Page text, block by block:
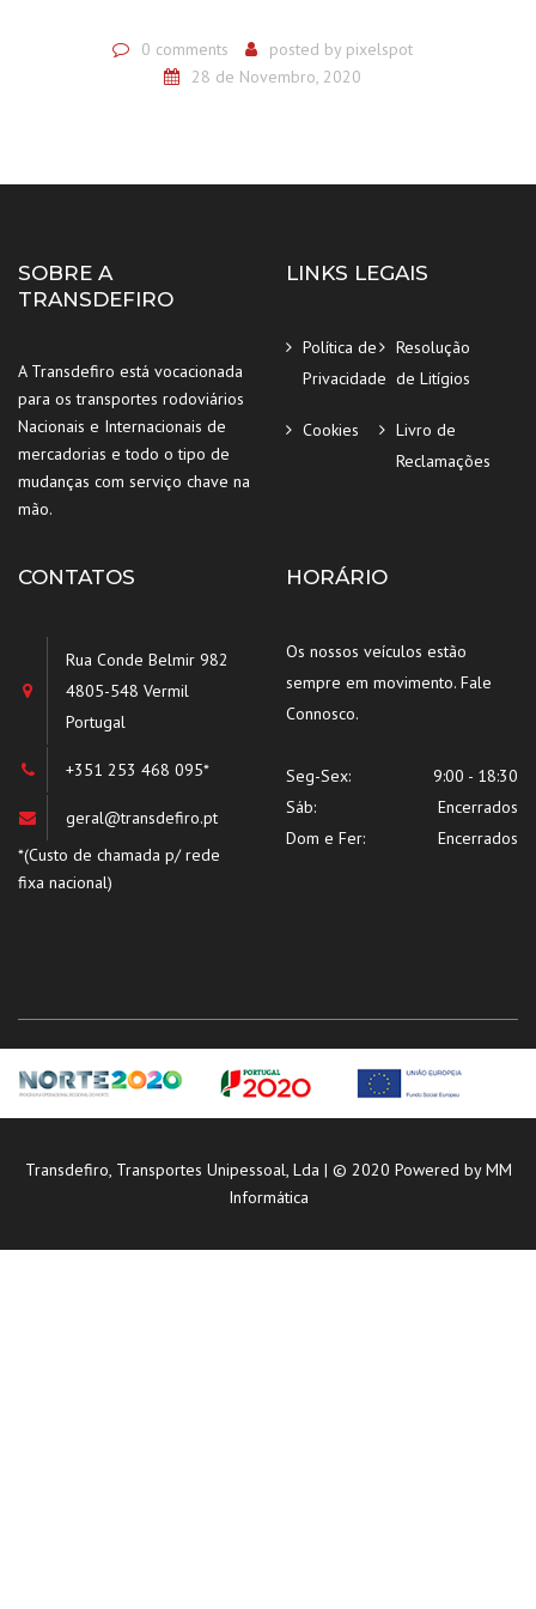
0 comments posted by pixelspot
28 de Novembro, 2020
SOBRE A
TRANSDEFIRO
A Transdefiro está vocacionada
para os transportes rodoviários
Nacionais e Internacionais de
mercadorias e todo o tipo de
mudanças com serviço chave na
mão.
LINKS LEGAIS
Política de
Privacidade
Resolução
de Litígios
Cookies
Livro de
Reclamações
CONTATOS
Rua Conde Belmir 982
4805-548 Vermil
Portugal
+351 253 468 095*
geral@transdefiro.pt
*(Custo de chamada p/ rede
fixa nacional)
HORÁRIO
Os nossos veículos estão
sempre em movimento. Fale
Connosco.
Seg-Sex:
9:00 - 18:30
Sáb:
Encerrados
Dom e Fer:
Encerrados
Transdefiro, Transportes Unipessoal, Lda | © 2020 Powered byMM
Informática